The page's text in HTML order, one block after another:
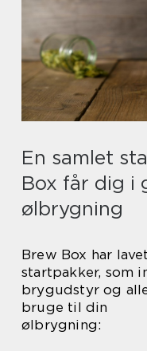
En samlet
Box får dig i
ølbrygning
Brew Box har
startpakker, som
brygudstyr og
bruge til din
ølbrygning: